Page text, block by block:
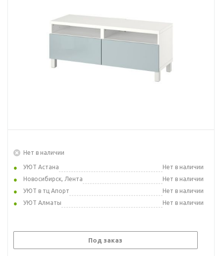
Нет в наличии
УЮТ Астана
Нет в наличии
Новосибирск, Лента
Нет в наличии
УЮТ в тц Апорт
Нет в наличии
УЮТ Алматы
Нет в наличии
Под заказ